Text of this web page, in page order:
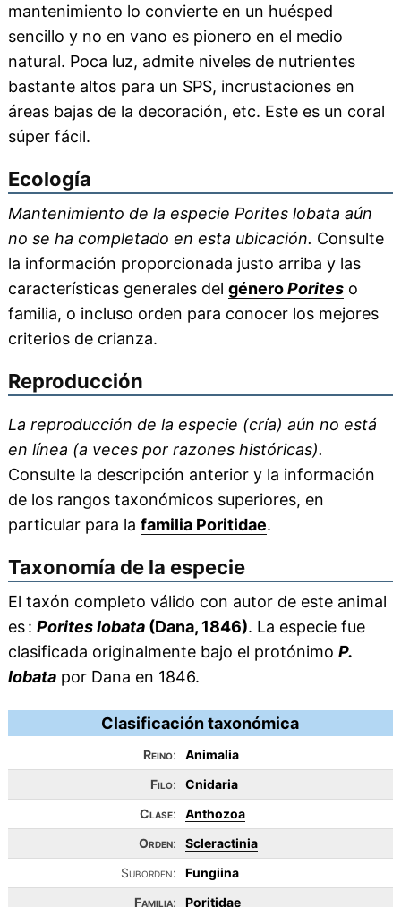
mantenimiento lo convierte en un huésped
sencillo y no en vano es pionero en el medio
natural. Poca luz, admite niveles de nutrientes
bastante altos para un SPS, incrustaciones en
áreas bajas de la decoración, etc. Este es un coral
súper fácil.
Ecología
Mantenimiento de la especie Porites lobata aún
no se ha completado en esta ubicación. Consulte
la información proporcionada justo arriba y las
características generales del géneroPoriteso
familia, o incluso orden para conocer los mejores
criterios de crianza.
Reproducción
La reproducción de la especie (cría) aún no está
en línea (a veces por razones históricas).
Consulte la descripción anterior y la información
de los rangos taxonómicos superiores, en
particular para la familia Poritidae.
Taxonomía de la especie
El taxón completo válido con autor de este animal
es : Porites lobata(Dana, 1846). La especie fue
clasificada originalmente bajo el protónimo P.
lobatapor Dana en 1846.
Clasificación taxonómica
Reino:
Animalia
Filo:
Cnidaria
Clase:
Anthozoa
Orden:
Scleractinia
Suborden:
Fungiina
Familia: Poritidae